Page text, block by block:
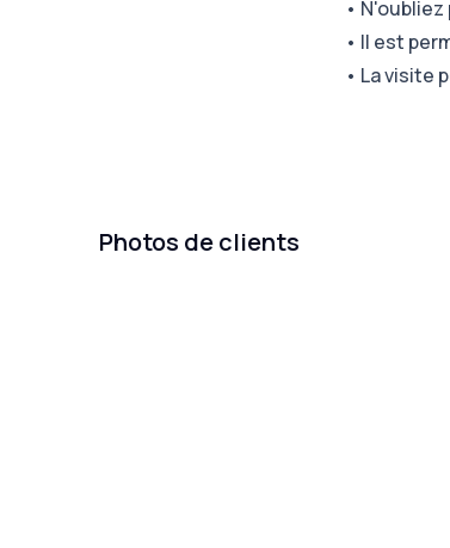
• N'oubliez
• Il est
• La visite
Photos de clients